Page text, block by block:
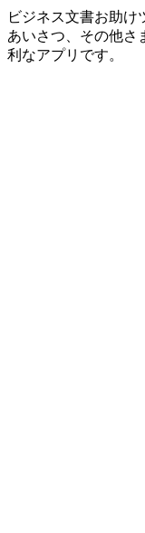
ビジネス文書お助け
あいさつ、その他さ
利なアプリです。